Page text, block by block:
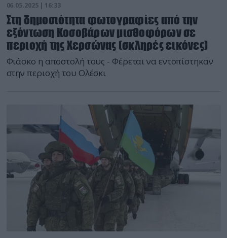
06.05.2025 | 16:33
Στη δημοσιότητα φωτογραφίες από την
εξόντωση Κοσοβάρων μισθοφόρων σε
περιοχή της Χερσώνας (σκληρές εικόνες)
Φιάσκο η αποστολή τους - Φέρεται να εντοπίστηκαν
στην περιοχή του Ολέσκι